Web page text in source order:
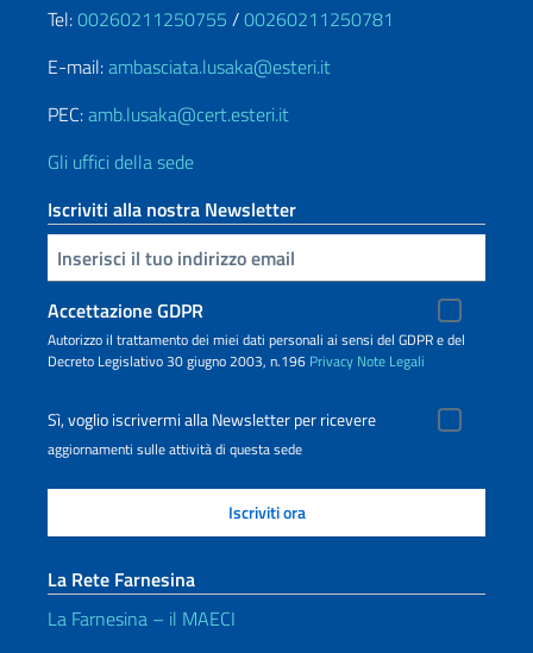
Tel:00260211250755 /00260211250781
E-mail:ambasciata.lusaka@esteri.it
PEC:amb.lusaka@cert.esteri.it
Gli uffici della sede
Iscriviti alla nostra Newsletter
Inserisci la tua email
Accettazione GDPR
Autorizzo il trattamento dei miei dati personali ai sensi del GDPR e del
Decreto Legislativo 30 giugno 2003, n.196 Privacy Note Legali
Sì, voglio iscrivermi alla Newsletter per ricevere
aggiornamenti sulle attività di questa sede
La Rete Farnesina
La Farnesina – il MAECI